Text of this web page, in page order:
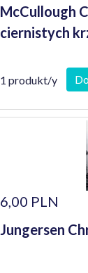
McCullough
ciernistych
1 produkt/y
6,00 PLN
Jungersen